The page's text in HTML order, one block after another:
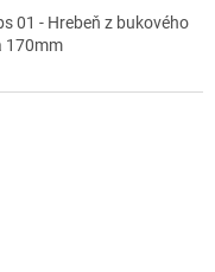
01 - Hrebeň z bukového
170mm